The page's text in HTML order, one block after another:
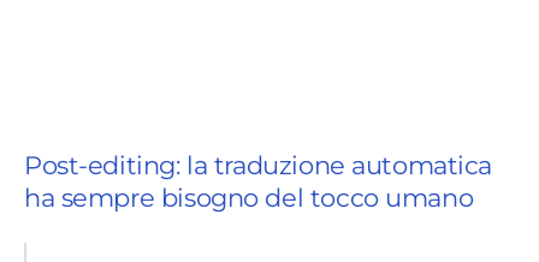
Post-editing: la traduzione automatica
ha sempre bisogno del tocco umano